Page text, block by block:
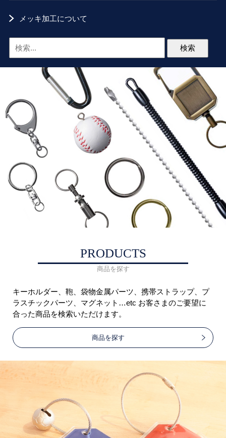
メッキ加工について
PRODUCTS
商品を探す
キーホルダー、鞄、袋物金属パーツ、携帯ストラップ、プ
ラスチックパーツ、マグネット…etc お客さまのご要望に
合った商品を検索いただけます。
商品を探す